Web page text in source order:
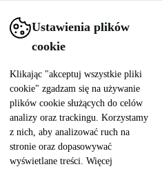
Ustawienia plików
cookie
Klikając "akceptuj wszystkie pliki
cookie" zgadzam się na używanie
plików cookie służących do celów
analizy oraz trackingu. Korzystamy
z nich, aby analizować ruch na
stronie oraz dopasowywać
wyświetlane treści. Więcej
school
💰Zaoszczędź